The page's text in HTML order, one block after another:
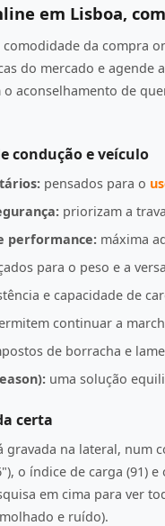
em Lisboa,
da compra
do mercado e
aconselhamento de
condução e veículo
pensados para o
priorizam a
performance: máxima
para o peso e a
e capacidade de
continuar a
de borracha e
uma solução
certa
gravada na lateral, num
o índice de carga (91)
em cima para ver
e ruído).